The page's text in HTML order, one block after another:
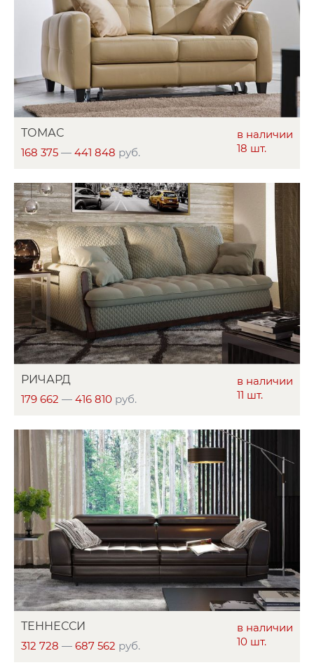
в наличии
18 шт.
ТОМАС
168 375 — 441 848 руб.
в наличии
11 шт.
РИЧАРД
179 662 — 416 810 руб.
в наличии
10 шт.
ТЕННЕССИ
312 728 — 687 562 руб.